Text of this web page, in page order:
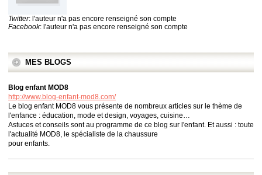
Twitter: l'auteur n'a pas encore renseigné son compte
Facebook: l'auteur n'a pas encore renseigné son compte
MES BLOGS
Blog enfant MOD8
http://www.blog-enfant-mod8.com/
Le blog enfant MOD8 vous présente de nombreux articles sur le thème de
l'enfance : éducation, mode et design, voyages, cuisine…
Astuces et conseils sont au programme de ce blog sur l'enfant. Et aussi : toute
l'actualité MOD8, le spécialiste de la chaussure
pour enfants.